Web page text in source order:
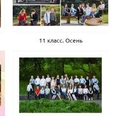
11 класс. Осень